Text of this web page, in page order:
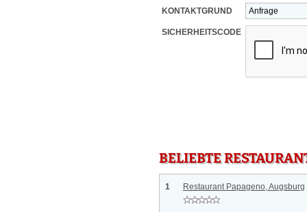
KONTAKTGRUND
SICHERHEITSCODE
BELIEBTE
1 Restaurant Papageno, Augsburg